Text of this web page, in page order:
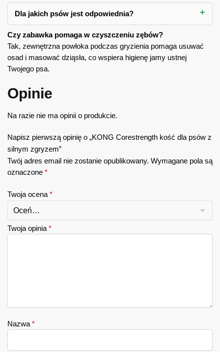
Dla jakich psów jest odpowiednia?
Czy zabawka pomaga w czyszczeniu zębów?
Tak, zewnętrzna powłoka podczas gryzienia pomaga usuwać
osad i masować dziąsła, co wspiera higienę jamy ustnej
Twojego psa.
Opinie
Na razie nie ma opinii o produkcie.
Napisz pierwszą opinię o „KONG Corestrength kość dla psów z
silnym zgryzem”
Twój adres email nie zostanie opublikowany. Wymagane pola są
oznaczone *
Twoja ocena *
Twoja opinia *
Nazwa *